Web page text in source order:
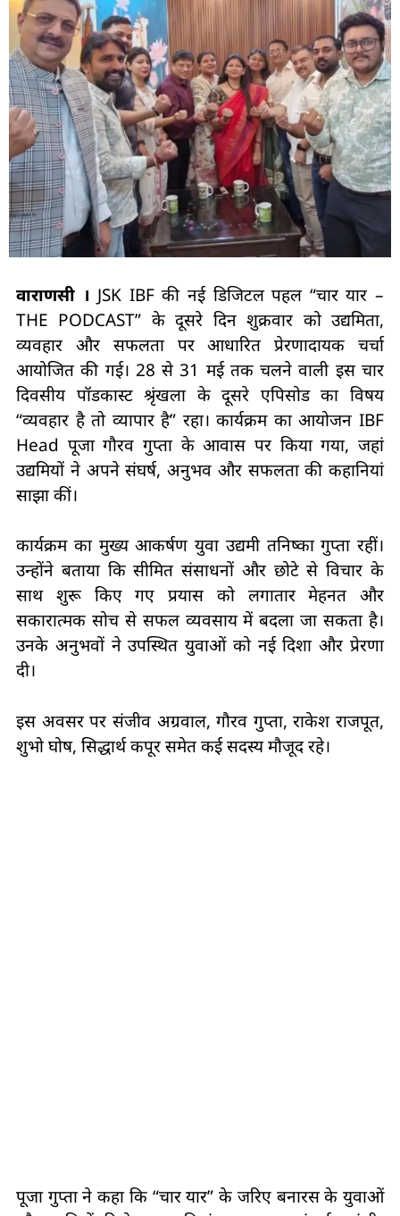
वाराणसी । JSK IBF की नई डिजिटल पहल “चार यार –
THE PODCAST” के दूसरे दिन शुक्रवार को उद्यमिता,
व्यवहार और सफलता पर आधारित प्रेरणादायक चर्चा
आयोजित की गई। 28 से 31 मई तक चलने वाली इस चार
दिवसीय पॉडकास्ट श्रृंखला के दूसरे एपिसोड का विषय
“व्यवहार है तो व्यापार है” रहा। कार्यक्रम का आयोजन IBF
Head पूजा गौरव गुप्ता के आवास पर किया गया, जहां
उद्यमियों ने अपने संघर्ष, अनुभव और सफलता की कहानियां
साझा कीं।
कार्यक्रम का मुख्य आकर्षण युवा उद्यमी तनिष्का गुप्ता रहीं।
उन्होंने बताया कि सीमित संसाधनों और छोटे से विचार के
साथ शुरू किए गए प्रयास को लगातार मेहनत और
सकारात्मक सोच से सफल व्यवसाय में बदला जा सकता है।
उनके अनुभवों ने उपस्थित युवाओं को नई दिशा और प्रेरणा
दी।
इस अवसर पर संजीव अग्रवाल, गौरव गुप्ता, राकेश राजपूत,
शुभो घोष, सिद्धार्थ कपूर समेत कई सदस्य मौजूद रहे।
पूजा गुप्ता ने कहा कि “चार यार” के जरिए बनारस के युवाओं